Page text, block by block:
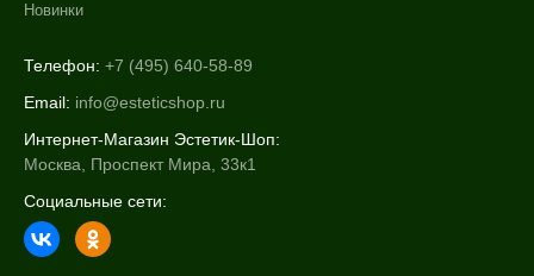
Новинки
Телефон: +7 (495) 640-58-89
Email: info@esteticshop.ru
Интернет-Магазин Эстетик-Шоп:
Москва, Проспект Мира, 33к1
Социальные сети: